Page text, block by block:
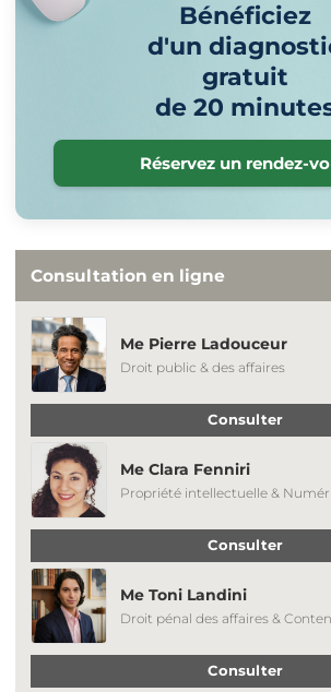
Bénéficiez
d'un
gratuit
de 20
Réservez un rendez-
Consultation en ligne
Me Pierre Ladouceur
Droit public & des affaires
Consulter
Me Clara Fenniri
Propriété intellectuelle &
Consulter
Me Toni Landini
Droit pénal des affaires &
Consulter